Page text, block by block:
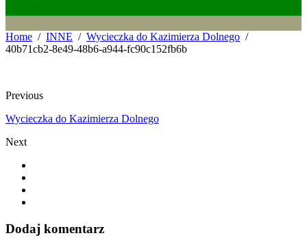
Home INNE
Wycieczka do Kazimierza Dolnego
40b71cb2-8e49-48b6-a944-fc90c152fb6b
Previous
Wycieczka do Kazimierza Dolnego
Next
Dodaj komentarz